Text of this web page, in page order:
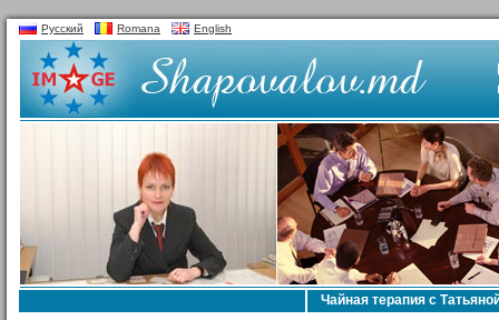
Русский Romana English
Чайная терапия с